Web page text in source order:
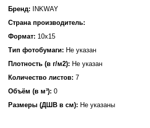
Бренд: INKWAY
Страна производитель:
Формат: 10x15
Тип фотобумаги: Не указан
Плотность (в г/м2): Не указан
Количество листов: 7
Объём (в м³): 0
Размеры (ДШВ в см): Не указаны